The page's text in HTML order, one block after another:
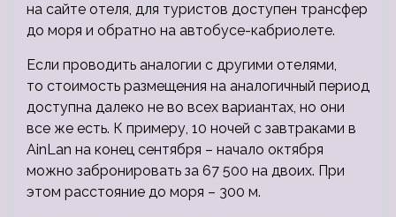
на сайте отеля, для туристов доступен трансфер
до моря и обратно на автобусе-кабриолете.
Если проводить аналогии с другими отелями,
то стоимость размещения на аналогичный период
доступна далеко не во всех вариантах, но они
все же есть. К примеру, 10 ночей с завтраками в
AinLan на конец сентября – начало октября
можно забронировать за 67 500 на двоих. При
этом расстояние до моря – 300 м.